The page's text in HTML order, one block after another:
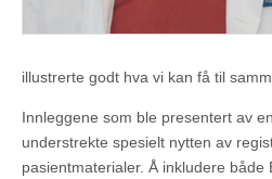
illustrerte godt hva vi kan få til
Innleggene som ble presentert av
understrekte spesielt nytten av
pasientmaterialer. Å inkludere både